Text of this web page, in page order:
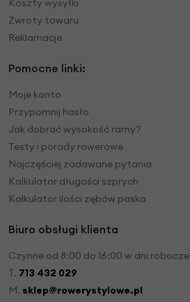
Koszty wysyłki
Zwroty towaru
Reklamacje
Pomocne linki:
Moje konto
Przypomnij hasło
Jak dobrać wysokość ramy?
Testy i porady rowerowe
Najczęściej zadawane pytania
Kalkulator długości szprych
Kalkulator ilości zębów paska
Biuro obsługi klienta
Czynne od 8:00 do 16:00 w dni robocze
T. 713 432 029
M. sklep@rowerystylowe.pl